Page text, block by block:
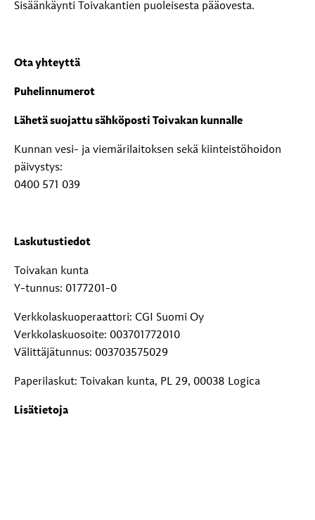
Sisäänkäynti Toivakantien puoleisesta pääovesta.
Ota yhteyttä
Puhelinnumerot
Lähetä suojattu sähköposti Toivakan kunnalle
Kunnan vesi- ja viemärilaitoksen sekä kiinteistöhoidon
päivystys:
0400 571 039
Laskutustiedot
Toivakan kunta
Y-tunnus: 0177201-0
Verkkolaskuoperaattori: CGI Suomi Oy
Verkkolaskuosoite: 003701772010
Välittäjätunnus: 003703575029
Paperilaskut: Toivakan kunta, PL 29, 00038 Logica
Lisätietoja